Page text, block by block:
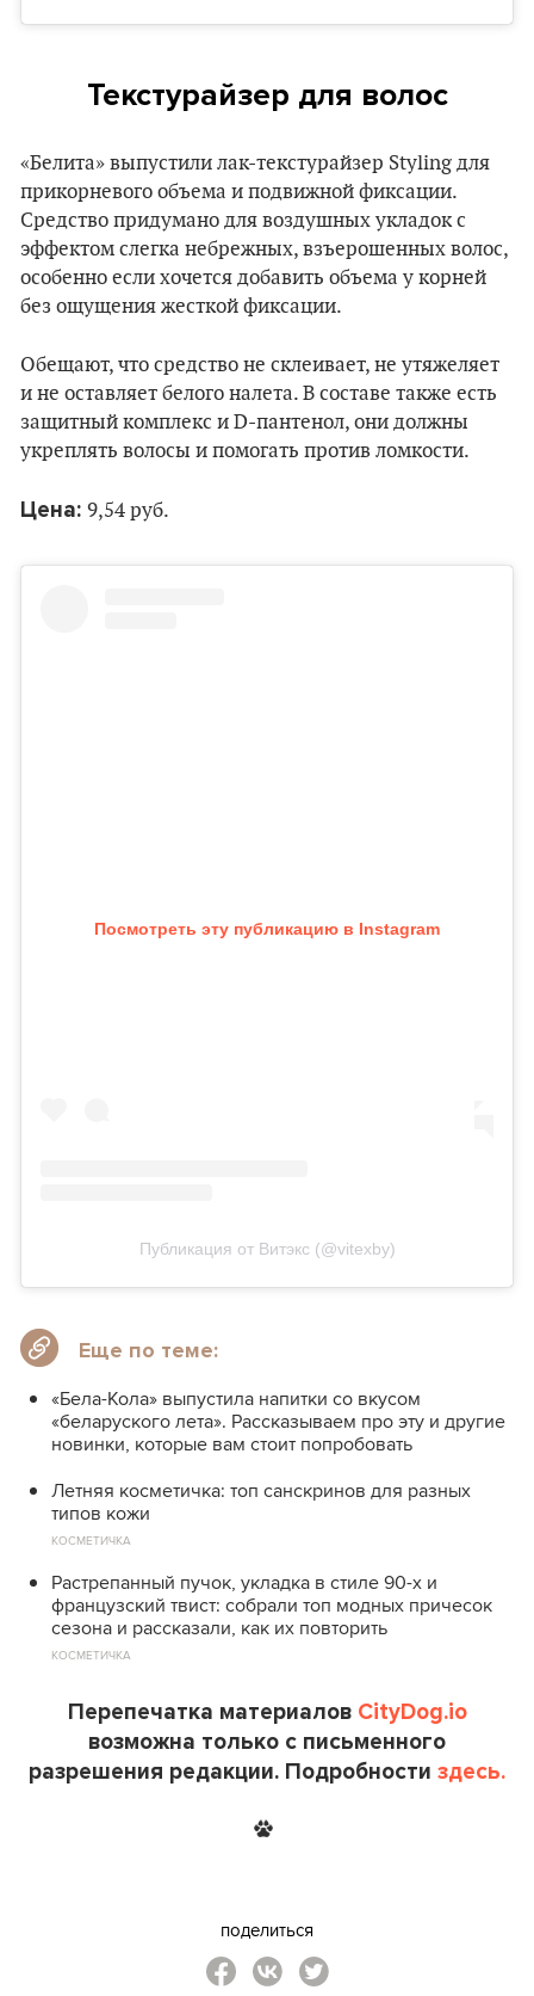
Текстурайзер для волос
«Белита» выпустили лак-текстурайзер Styling для
прикорневого объема и подвижной фиксации.
Средство придумано для воздушных укладок с
эффектом слегка небрежных, взъерошенных волос,
особенно если хочется добавить объема у корней
без ощущения жесткой фиксации.
Обещают, что средство не склеивает, не утяжеляет
и не оставляет белого налета. В составе также есть
защитный комплекс и D-пантенол, они должны
укреплять волосы и помогать против ломкости.
Цена: 9,54 руб.
Посмотреть эту публикацию в Instagram
Публикация от Витэкс (@vitexby)
Еще по теме:
«Бела-Кола» выпустила напитки со вкусом
«беларуского лета». Рассказываем про эту и другие
новинки, которые вам стоит попробовать
Летняя косметичка: топ санскринов для разных
типов кожи
КОСМЕТИЧКА
Растрепанный пучок, укладка в стиле 90-х и
французский твист: собрали топ модных причесок
сезона и рассказали, как их повторить
КОСМЕТИЧКА
Перепечатка материалов CityDog.io
возможна только с письменного
разрешения редакции. Подробности здесь.
поделиться